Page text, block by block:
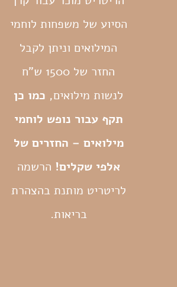
הסיוע של משפחות לוחמי
המילואים וניתן לקבל
החזר של 1500 ש"ח
לנשות מילואים, כמו כן
תקף עבור נופש לוחמי
מילואים – החזרים של
אלפי שקלים! הרשמה
לריטריט מותנת בהצהרת
בריאות.